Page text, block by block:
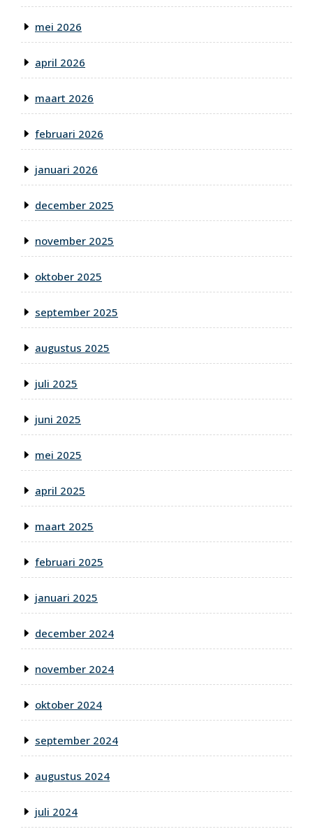
mei 2026
april 2026
maart 2026
februari 2026
januari 2026
december 2025
november 2025
oktober 2025
september 2025
augustus 2025
juli 2025
juni 2025
mei 2025
april 2025
maart 2025
februari 2025
januari 2025
december 2024
november 2024
oktober 2024
september 2024
augustus 2024
juli 2024